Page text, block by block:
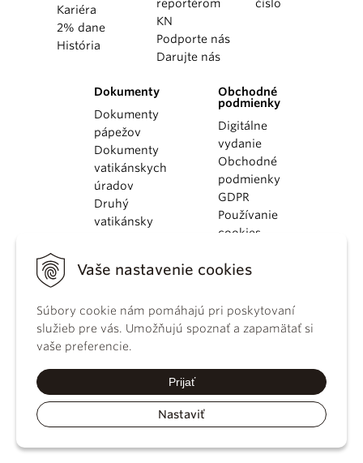
Vaše nastavenie cookies
Súbory cookie nám pomáhajú pri poskytovaní
služieb pre vás. Umožňujú spoznať a zapamätať si
vaše preferencie.
Prijať
Nastaviť
Kariéra
2% dane
História
reportérom
KN
Podporte nás
Darujte nás
číslo
Dokumenty
Dokumenty
pápežov
Dokumenty
vatikánskych
úradov
Druhý
vatikánsky
KBS
kánonického
práva
Katechizmus
Obchodné
podmienky
Digitálne
vydanie
Obchodné
podmienky
GDPR
Používanie
cookies